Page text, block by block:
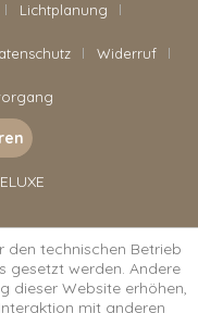
Lichtplanung
Widerruf
den technischen Betrieb
gesetzt werden. Andere
dieser Website erhöhen,
mit anderen